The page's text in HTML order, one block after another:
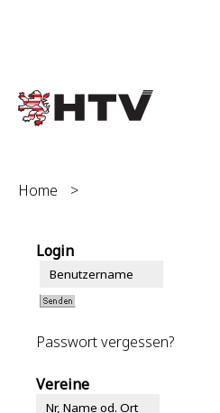
Home >
Login
Passwort vergessen?
Vereine